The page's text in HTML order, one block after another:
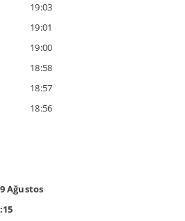
19:03
19:01
19:00
18:58
18:57
18:56
Ağustos